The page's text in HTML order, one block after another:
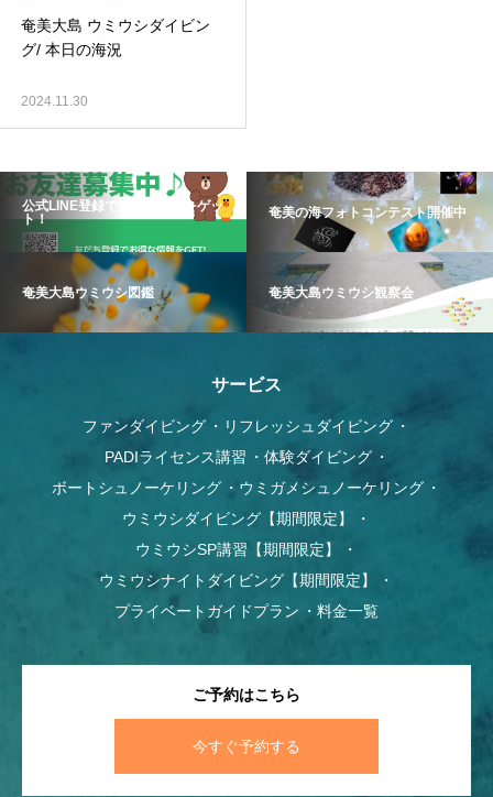
奄美大島 ウミウシダイビン
グ/ 本日の海況
2024.11.30
公式LINE登録でお得な情報をゲッ
ト！
奄美の海フォトコンテスト開催中
奄美大島ウミウシ図鑑 奄美大島ウミウシ観察会
サービス
ファンダイビング
リフレッシュダイビング
PADIライセンス講習
体験ダイビング
ボートシュノーケリング
ウミガメシュノーケリング
ウミウシダイビング【期間限定】
ウミウシSP講習【期間限定】
ウミウシナイトダイビング【期間限定】
プライベートガイドプラン
料金一覧
ご予約はこちら
今すぐ予約する